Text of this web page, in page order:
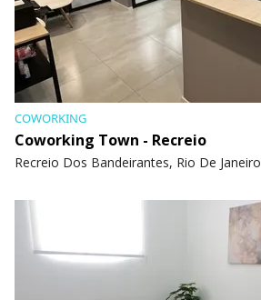
COWORKING
Coworking Town - Recreio
Recreio Dos Bandeirantes, Rio De Janeiro